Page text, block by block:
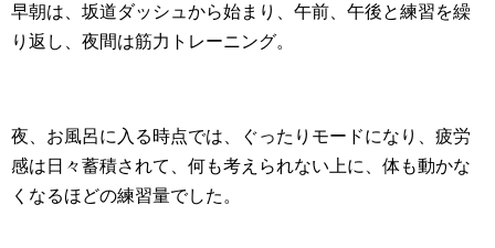
早朝は、坂道ダッシュから始まり、午前、午後と練習を繰
り返し、夜間は筋力トレーニング。
夜、お風呂に入る時点では、ぐったりモードになり、疲労
感は日々蓄積されて、何も考えられない上に、体も動かな
くなるほどの練習量でした。